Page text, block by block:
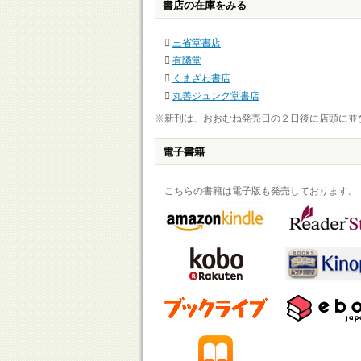
書店の在庫をみる
三省堂書店
有隣堂
くまざわ書店
丸善ジュンク堂書店
※新刊は、おおむね発売日の２日後に店頭に並
電子書籍
こちらの書籍は電子版も発売しております。